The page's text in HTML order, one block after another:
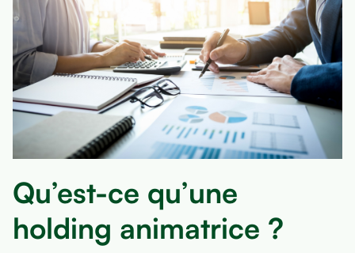
Qu’est-ce qu’une
holding animatrice ?